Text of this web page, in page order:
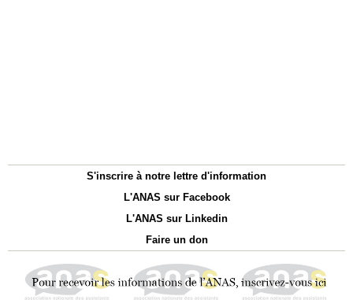
S'inscrire à notre lettre d'information
L'ANAS sur Facebook
L'ANAS sur Linkedin
Faire un don